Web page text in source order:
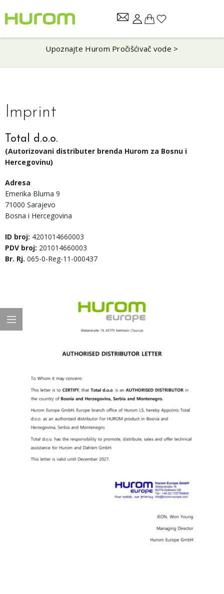
Upoznajte Hurom Pročišćivač vode >
Imprint
Total d.o.o.
(Autorizovani distributer brenda Hurom za Bosnu i
Hercegovinu)
Adresa
Emerika Bluma 9
71000 Sarajevo
Bosna i Hercegovina
ID broj: 4201014660003
PDV broj: 201014660003
Br. Rj. 065-0-Reg-11-000437